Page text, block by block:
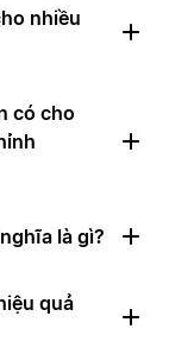
nhiều
có cho
là gì?
quả